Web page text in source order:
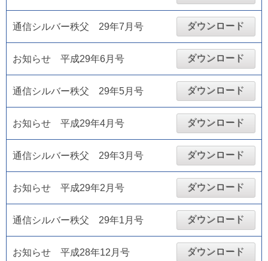
通信シルバー秩父 29年7月号 ダウンロード
お知らせ 平成29年6月号 ダウンロード
通信シルバー秩父 29年5月号 ダウンロード
お知らせ 平成29年4月号 ダウンロード
通信シルバー秩父 29年3月号 ダウンロード
お知らせ 平成29年2月号 ダウンロード
通信シルバー秩父 29年1月号 ダウンロード
お知らせ 平成28年12月号 ダウンロード